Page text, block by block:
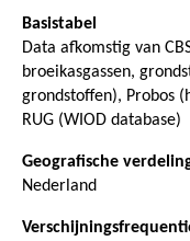
Basistabel
Data afkomstig van
broeikasgassen,
grondstoffen), Probos
RUG (WIOD database)
Geografische
Nederland